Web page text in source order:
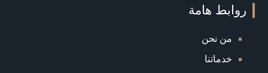
روابط هامة
من نحن
خدماتنا